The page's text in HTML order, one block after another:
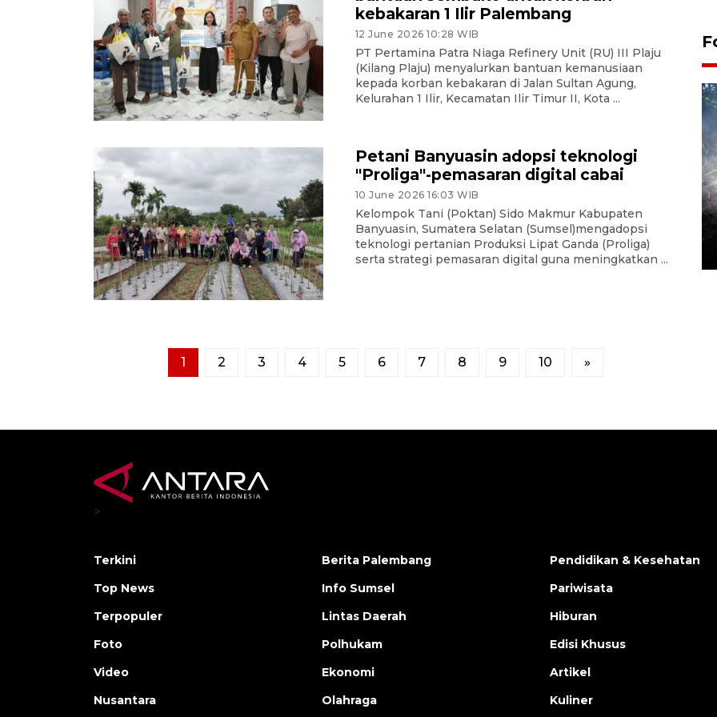
kebakaran 1 Ilir Palembang
12 June 2026 10:28 WIB
PT Pertamina Patra Niaga Refinery Unit (RU) III Plaju
(Kilang Plaju) menyalurkan bantuan kemanusiaan
kepada korban kebakaran di Jalan Sultan Agung,
Kelurahan 1 Ilir, Kecamatan Ilir Timur II, Kota ...
Petani Banyuasin adopsi teknologi
"Proliga"-pemasaran digital cabai
10 June 2026 16:03 WIB
Kelompok Tani (Poktan) Sido Makmur Kabupaten
Banyuasin, Sumatera Selatan (Sumsel)mengadopsi
teknologi pertanian Produksi Lipat Ganda (Proliga)
serta strategi pemasaran digital guna meningkatkan ...
1 2 3 4 5 6 7 8 9 10 »
Alokasi anggaran untuk bibit
kopi arabika Gayo
15 June 2026 11:15 WIB
>
Terkini
Top News
Terpopuler
Foto
Video
Nusantara
Berita Palembang
Info Sumsel
Lintas Daerah
Polhukam
Ekonomi
Olahraga
Pendidikan & Kesehatan
Pariwisata
Hiburan
Edisi Khusus
Artikel
Kuliner